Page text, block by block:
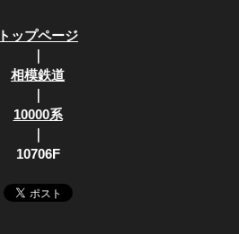
トップページ
｜
相模鉄道
｜
10000系
｜
10706F